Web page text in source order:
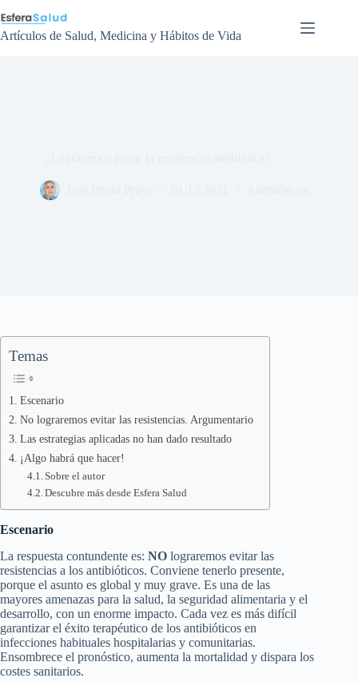
al
contenido
Artículos de Salud, Medicina y Hábitos de Vida
Temas
Escenario
No lograremos evitar las resistencias. Argumentario
Las estrategias aplicadas no han dado resultado
¡Algo habrá que hacer!
Sobre el autor
Descubre más desde Esfera Salud
Escenario
La respuesta contundente es: NO lograremos evitar las
resistencias a los antibióticos. Conviene tenerlo presente,
porque el asunto es global y muy grave. Es una de las
mayores amenazas para la salud, la seguridad alimentaria y el
desarrollo, con un enorme impacto. Cada vez es más difícil
garantizar el éxito terapéutico de los antibióticos en
infecciones habituales hospitalarias y comunitarias.
Ensombrece el pronóstico, aumenta la mortalidad y dispara los
costes sanitarios.